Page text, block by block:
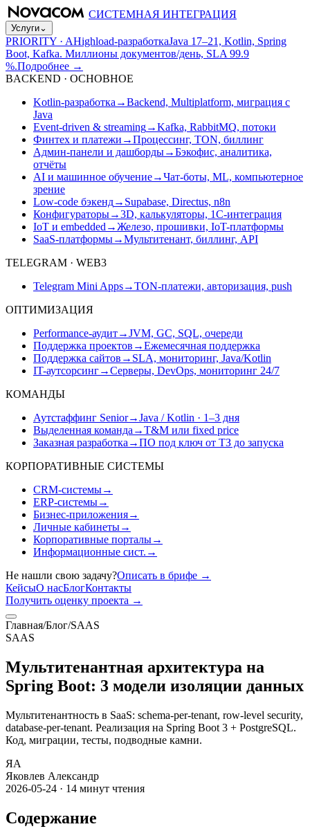
СИСТЕМНАЯ ИНТЕГРАЦИЯ
Услуги⌄
PRIORITY · AHighload-разработкаJava 17–21, Kotlin, Spring
Boot, Kafka. Миллионы документов/день, SLA 99.9
%.Подробнее →
BACKEND · ОСНОВНОЕ
Kotlin-разработка →Backend, Multiplatform, миграция с
Java
Event-driven & streaming→Kafka, RabbitMQ, потоки
Финтех и платежи →Процессинг, TON, биллинг
Админ-панели и дашборды→Бэкофис, аналитика,
отчёты
AI и машинное обучение→Чат-боты, ML, компьютерное
зрение
Low-code бэкенд→ Supabase, Directus, n8n
Конфигураторы→3D, калькуляторы, 1С-интеграция
IoT и embedded →Железо, прошивки, IoT-платформы
SaaS-платформы→Мультитенант, биллинг, API
TELEGRAM · WEB3
Telegram Mini Apps→TON-платежи, авторизация, push
ОПТИМИЗАЦИЯ
Performance-аудит→JVM, GC, SQL, очереди
Поддержка проектов →Ежемесячная поддержка
Поддержка сайтов → SLA, мониторинг, Java/Kotlin
IT-аутсорсинг→Серверы, DevOps, мониторинг 24/7
КОМАНДЫ
Аутстаффинг Senior→Java / Kotlin · 1–3 дня
Выделенная команда →T&M или fixed price
Заказная разработка →ПО под ключ от ТЗ до запуска
КОРПОРАТИВНЫЕ СИСТЕМЫ
CRM-системы→
ERP-системы→
Бизнес-приложения→
Личные кабинеты→
Корпоративные порталы→
Информационные сист. →
Не нашли свою задачу?Описать в брифе →
КейсыО насБлогКонтакты
Получить оценку проекта →
Главная/Блог/SAAS
SAAS
Мультитенантная архитектура на
Spring Boot: 3 модели изоляции данных
Мультитенантность в SaaS: schema-per-tenant, row-level security,
database-per-tenant. Реализация на Spring Boot 3 + PostgreSQL.
Код, миграции, тесты, подводные камни.
ЯА
Яковлев Александр
2026-05-24 · 14 минут чтения
Содержание